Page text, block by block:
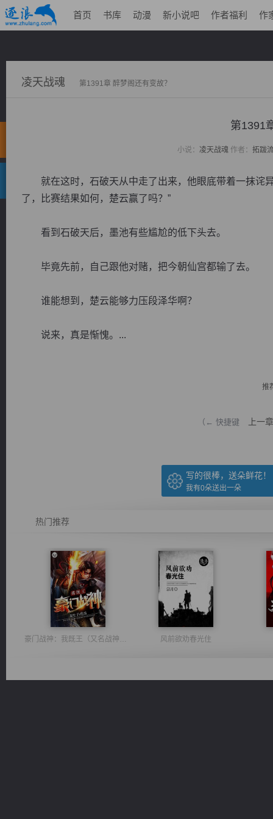
首页 书库 动漫 新小说吧 作者福利 作
凌天战魂 第1391章 醉梦阁还有变故？
第1391
小说： 凌天战魂作者： 拓跋
就在这时，石破天从中走了出来，他眼底带着一抹诧
了，比赛结果如何，楚云赢了吗？”
看到石破天后，墨池有些尴尬的低下头去。
毕竟先前，自己跟他对赌，把今朝仙宫都输了去。
谁能想到，楚云能够力压段泽华啊？
说来，真是惭愧。...
推
（← 快捷键 上一章
写的很棒，送朵鲜花！
我有0朵送出一朵
热门推荐
豪门战神：我既王（又名战神归来不败神婿修罗战神） 风前欲劝春光住